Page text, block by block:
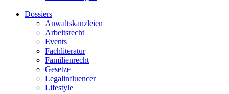
Dossiers
Anwaltskanzleien
Arbeitsrecht
Events
Fachliteratur
Familienrecht
Gesetze
Legalinfluencer
Lifestyle